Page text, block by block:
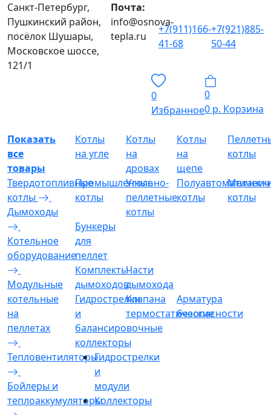
Санкт-Петербург,
Пушкинский район,
посёлок Шушары,
Московское шоссе,
121/1
Почта:
info@osnova-
tepla.ru
+7(911)166-
41-68
+7(921)885-
50-44
0
Избранное
0
0 р. Корзина
Показать
все
товары
Твердотопливные
котлы
Дымоходы
Котельное
оборудование
Модульные
котельные
на
пеллетах
Тепловентиляторы
Бойлеры и
теплоаккумуляторы
Котлы
на угле
Котлы
на
дровах
Котлы
на
щепе
котлы
Промышленные
котлы
Угольно-
пеллетные
котлы
котлы
котлы
Бункеры
для
пеллет
Комплекты
дымоходов
Части
дымохода
Гидрострелки
и
балансировочные
коллекторы
Гидрострелки
и
модули
Коллекторы
Клапана
термостатические
Арматура
безопасности